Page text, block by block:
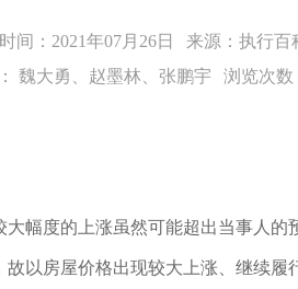
时间：2021年07月26日
来源：执行
魏大勇、赵墨林、张鹏宇
浏览次
度的上涨虽然可能超出当事人的
故以房屋价格出现较大上涨、继续履